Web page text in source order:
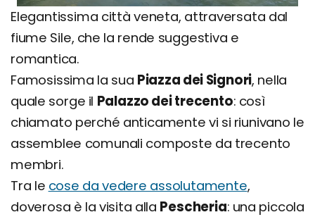
Elegantissima città veneta, attraversata dal
fiume Sile, che la rende suggestiva e
romantica.
Famosissima la sua Piazza dei Signori, nella
quale sorge il Palazzo dei trecento: così
chiamato perché anticamente vi si riunivano le
assemblee comunali composte da trecento
membri.
Tra le cose da vedere assolutamente,
doverosa è la visita alla Pescheria: una piccola